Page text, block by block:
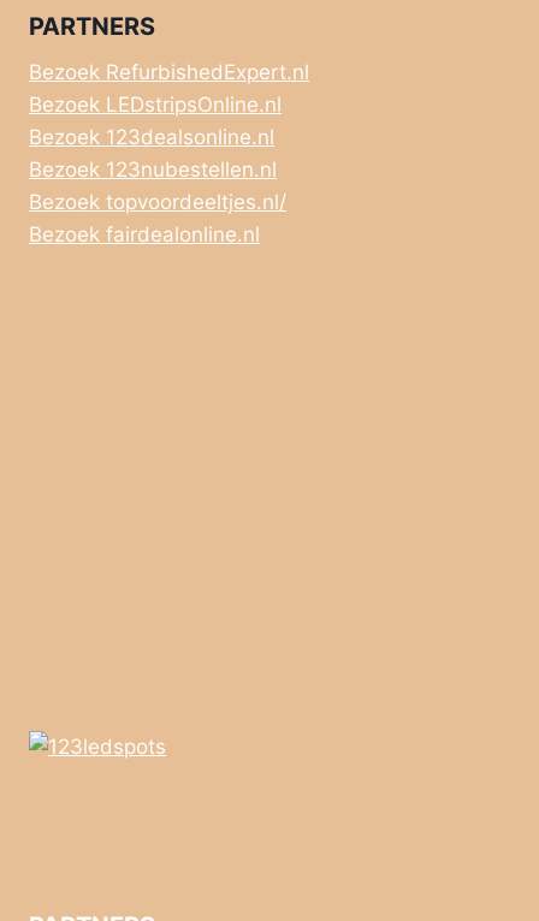
PARTNERS
Bezoek RefurbishedExpert.nl
Bezoek LEDstripsOnline.nl
Bezoek 123dealsonline.nl
Bezoek 123nubestellen.nl
Bezoek topvoordeeltjes.nl/
Bezoek fairdealonline.nl